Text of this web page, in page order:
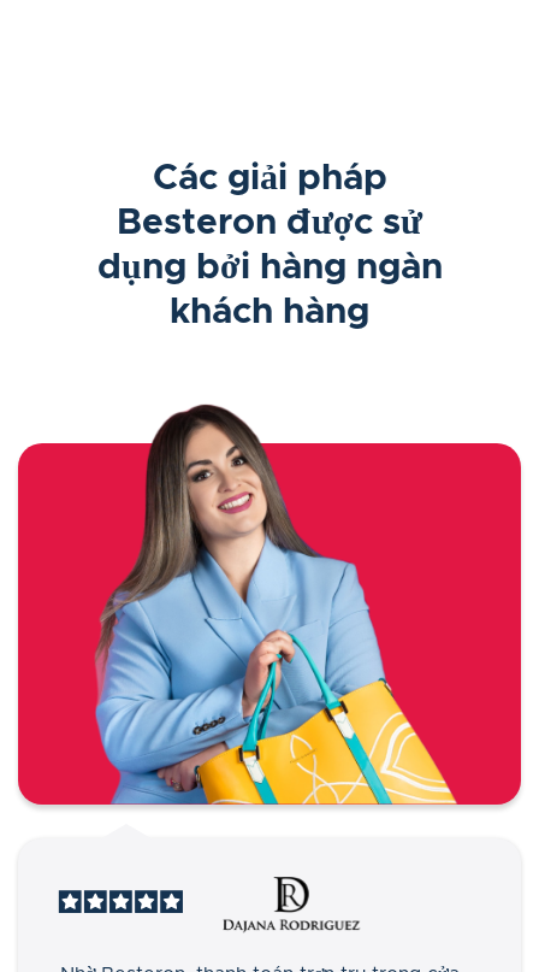
Các giải pháp
Besteron được sử
dụng bởi hàng ngàn
khách hàng